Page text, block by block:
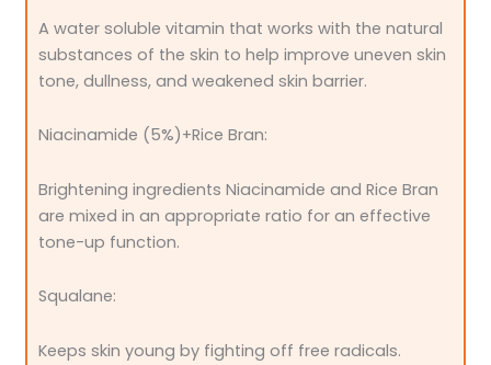
A water soluble vitamin that works with the natural
substances of the skin to help improve uneven skin
tone, dullness, and weakened skin barrier.
Niacinamide (5%)+Rice Bran:
Brightening ingredients Niacinamide and Rice Bran
are mixed in an appropriate ratio for an effective
tone-up function.
Squalane:
Keeps skin young by fighting off free radicals.